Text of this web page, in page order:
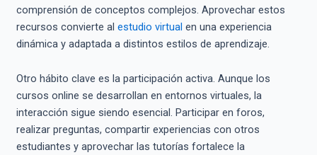
comprensión de conceptos complejos. Aprovechar estos
recursos convierte al estudio virtual en una experiencia
dinámica y adaptada a distintos estilos de aprendizaje.
Otro hábito clave es la participación activa. Aunque los
cursos online se desarrollan en entornos virtuales, la
interacción sigue siendo esencial. Participar en foros,
realizar preguntas, compartir experiencias con otros
estudiantes y aprovechar las tutorías fortalece la